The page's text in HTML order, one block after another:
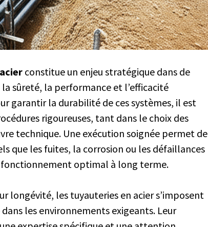
constitue un enjeu stratégique dans de
sûreté, la performance et l’efficacité
garantir la durabilité de ces systèmes, il est
rigoureuses, tant dans le choix des
technique. Une exécution soignée permet de
que les fuites, la corrosion ou les défaillances
optimal à long terme.
longévité, les tuyauteries en acier s’imposent
les environnements exigeants. Leur